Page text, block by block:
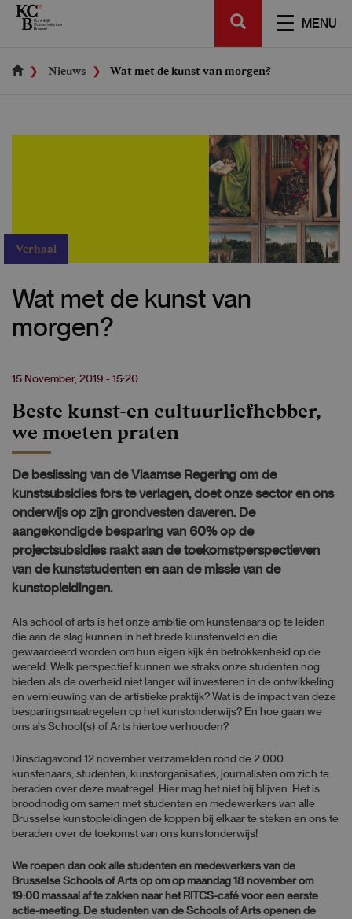
Skip
MENU
SEARCH
Nieuws Wat met de kunst van morgen?
Verhaal
Wat met de kunst van
morgen?
15 November, 2019 - 15:20
Beste kunst-en cultuurliefhebber,
we moeten praten
De beslissing van de Vlaamse Regering om de
kunstsubsidies fors te verlagen, doet onze sector en ons
onderwijs op zijn grondvesten daveren. De
aangekondigde besparing van 60% op de
projectsubsidies raakt aan de toekomstperspectieven
van de kunststudenten en aan de missie van de
kunstopleidingen.
Als school of arts is het onze ambitie om kunstenaars op te leiden
die aan de slag kunnen in het brede kunstenveld en die
gewaardeerd worden om hun eigen kijk én betrokkenheid op de
wereld. Welk perspectief kunnen we straks onze studenten nog
bieden als de overheid niet langer wil investeren in de ontwikkeling
en vernieuwing van de artistieke praktijk? Wat is de impact van deze
besparingsmaatregelen op het kunstonderwijs? En hoe gaan we
ons als School(s) of Arts hiertoe verhouden?
Dinsdagavond 12 november verzamelden rond de 2.000
kunstenaars, studenten, kunstorganisaties, journalisten om zich te
beraden over deze maatregel. Hier mag het niet bij blijven. Het is
broodnodig om samen met studenten en medewerkers van alle
Brusselse kunstopleidingen de koppen bij elkaar te steken en ons te
beraden over de toekomst van ons kunstonderwijs!
We roepen dan ook alle studenten en medewerkers van de
Brusselse Schools of Arts op om op maandag 18 november om
19:00 massaal af te zakken naar het RITCS-café voor een eerste
actie-meeting. De studenten van de Schools of Arts openen de